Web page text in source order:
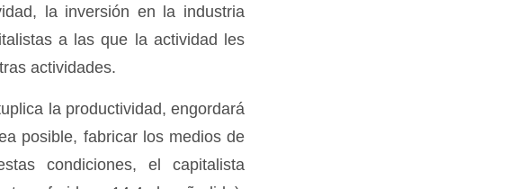
la inversión en la industria
a las que la actividad les
actividades.
la productividad, engordará
posible, fabricar los medios de
condiciones, el capitalista